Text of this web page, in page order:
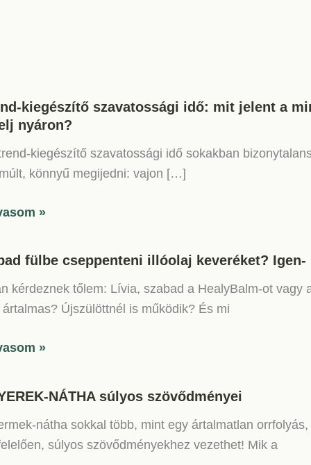
kiegészítő szavatossági idő: mit jelent a
nyáron?
kiegészítő szavatossági idő sokakban
könnyű megijedni: vajon […]
»
fülbe cseppenteni illóolaj keveréket?
kérdeznek tőlem: Lívia, szabad a HealyBalm-ot vagy
Újszülöttnél is működik? És mi
»
NÁTHA súlyos szövődményei
nátha sokkal több, mint egy ártalmatlan
súlyos szövődményekhez vezethet! Mik a